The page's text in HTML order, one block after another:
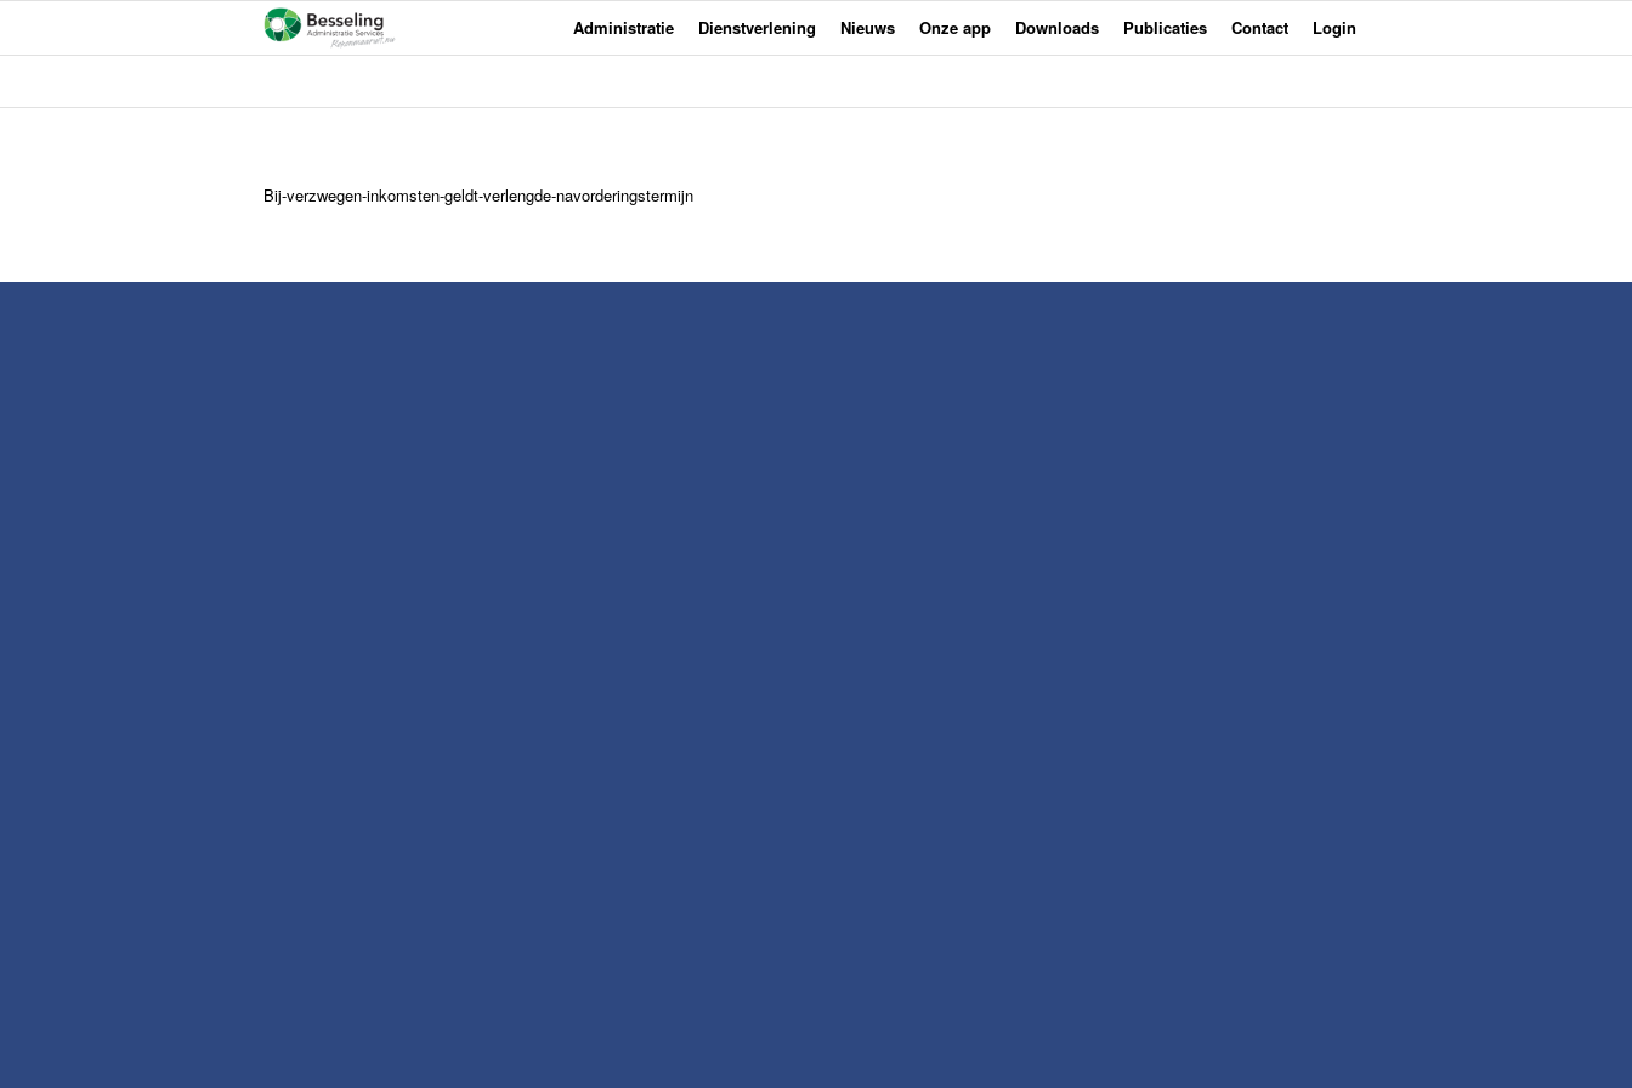
Administratie Dienstverlening Nieuws Onze app Downloads Publicaties Contact Login
Bij-verzwegen-inkomsten-geldt-verlengde-navorderingstermijn